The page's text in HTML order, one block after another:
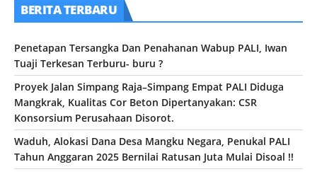
BERITA TERBARU
Penetapan Tersangka Dan Penahanan Wabup PALI, Iwan
Tuaji Terkesan Terburu- buru ?
Proyek Jalan Simpang Raja–Simpang Empat PALI Diduga
Mangkrak, Kualitas Cor Beton Dipertanyakan: CSR
Konsorsium Perusahaan Disorot.
Waduh, Alokasi Dana Desa Mangku Negara, Penukal PALI
Tahun Anggaran 2025 Bernilai Ratusan Juta Mulai Disoal !!